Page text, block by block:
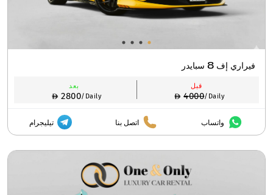
فيراري إف 8 سبايدر
قبل
4000/Daily
بعد
2800/Daily
واتساب اتصل بنا تيليجرام